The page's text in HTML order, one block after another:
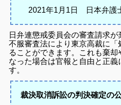
2021年1月1日 日本弁護
日弁連懲戒委員会の審査請求
不服審査法により東京高裁に
ることができます。これも棄
なった場合は官報と自由と正義
す。
裁決取消訴訟の判決確定の